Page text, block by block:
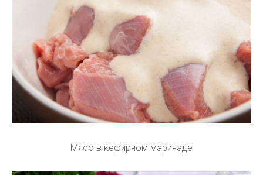
Мясо в кефирном маринаде